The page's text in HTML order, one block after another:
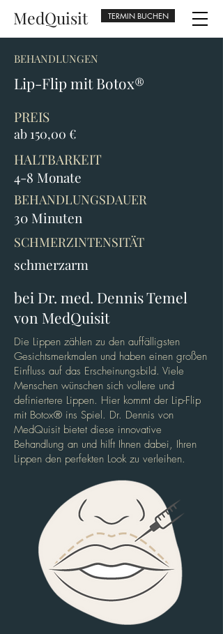
MedQuisit TERMIN BUCHEN
BEHANDLUNGEN
Lip-Flip mit Botox®
PREIS
ab 150,00 €
HALTBARKEIT
4-8 Monate
BEHANDLUNGSDAUER
30 Minuten
SCHMERZINTENSITÄT
schmerzarm
bei Dr. med. Dennis Temel
von MedQuisit
Die Lippen zählen zu den auffälligsten
Gesichtsmerkmalen und haben einen großen
Einfluss auf das Erscheinungsbild. Viele
Menschen wünschen sich vollere und
definiertere Lippen. Hier kommt der Lip-Flip
mit Botox® ins Spiel. Dr. Dennis von
MedQuisit bietet diese innovative
Behandlung an und hilft Ihnen dabei, Ihren
Lippen den perfekten Look zu verleihen.